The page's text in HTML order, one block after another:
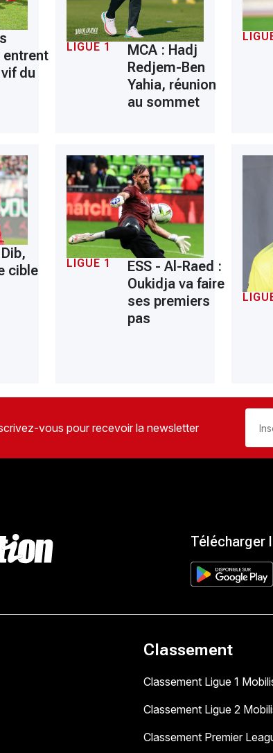
entrent
du
LIGUE 1
MCA : Hadj
Redjem-Ben
Yahia, réunion
au sommet
cible
LIGUE 1
ESS - Al-Raed :
Oukidja va faire
ses premiers
pas
vous pour recevoir la newsletter
Télécharger
Classement
Classement Ligue 1
Classement Ligue 2
Classement Premier